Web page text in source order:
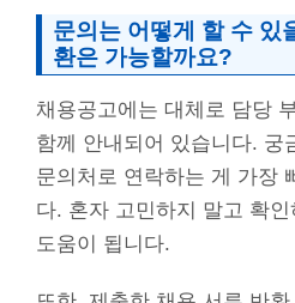
문의는 어떻게 할 수 있
환은 가능할까요?
채용공고에는 대체로 담당
함께 안내되어 있습니다. 궁
문의처로 연락하는 게 가장
다. 혼자 고민하지 말고 확
도움이 됩니다.